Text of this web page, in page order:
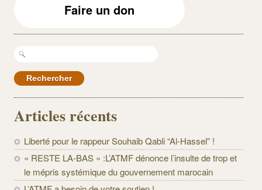
Faire un don
Rechercher :
Articles récents
Liberté pour le rappeur Souhaib Qabli “Al-Hassel” !
« RESTE LA-BAS » :L’ATMF dénonce l’insulte de trop et
le mépris systémique du gouvernement marocain